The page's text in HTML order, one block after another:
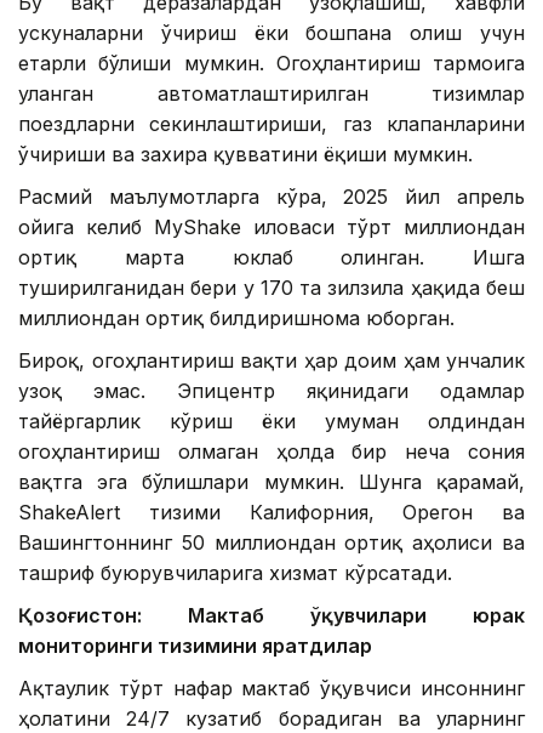
ускуналарни ўчириш ёки бошпана олиш учун
етарли бўлиши мумкин. Огоҳлантириш тармоғига
уланган автоматлаштирилган тизимлар
поездларни секинлаштириши, газ клапанларини
ўчириши ва захира қувватини ёқиши мумкин.
Расмий маълумотларга кўра, 2025 йил апрель
ойига келиб MyShake иловаси тўрт миллиондан
ортиқ марта юклаб олинган. Ишга
туширилганидан бери у 170 та зилзила ҳақида беш
миллиондан ортиқ билдиришнома юборган.
Бироқ, огоҳлантириш вақти ҳар доим ҳам унчалик
узоқ эмас. Эпицентр яқинидаги одамлар
тайёргарлик кўриш ёки умуман олдиндан
огоҳлантириш олмаган ҳолда бир неча сония
вақтга эга бўлишлари мумкин. Шунга қарамай,
ShakeAlert тизими Калифорния, Орегон ва
Вашингтоннинг 50 миллиондан ортиқ аҳолиси ва
ташриф буюрувчиларига хизмат кўрсатади.
Қозоғистон: Мактаб ўқувчилари юрак
мониторинги тизимини яратдилар
Ақтаулик тўрт нафар мактаб ўқувчиси инсоннинг
ҳолатини 24/7 кузатиб борадиган ва уларнинг